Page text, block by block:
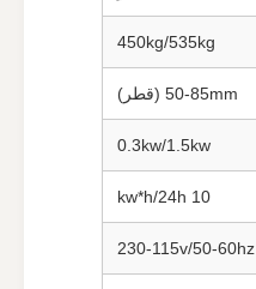
450kg/535kg
50-85mm (قطر)
0.3kw/1.5kw
10 kw*h/24h
230-115v/50-60hz